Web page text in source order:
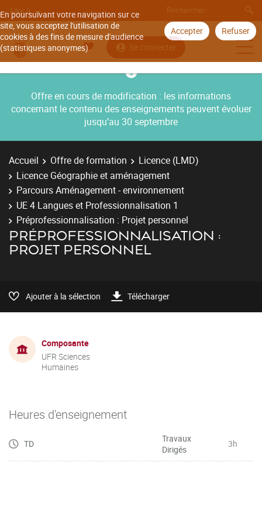
En poursuivant votre navigation sur ce
site, vous acceptez l'utilisation de
cookies à des fins de mesure d'audience
(statistiques anonymes).
Accepter Refuser
Aller à
Se connecter
Offre en cours de modification : les informations
concernant le contenu des enseignements peuvent évoluer
jusqu’au 30 septembre
Accueil Offre de formation
Licence (LMD)
Licence Géographie et aménagement
Parcours Aménagement - environnement
UE 4 Langues et Professionnalisation 1
Préprofessionnalisation : Projet personnel
PRÉPROFESSIONNALISATION :
PROJET PERSONNEL
Ajouter à la sélection Télécharger
Composante
UFR Sciences
Humaines
Heures d'enseignement
TD
Travaux
Dirigés
3h